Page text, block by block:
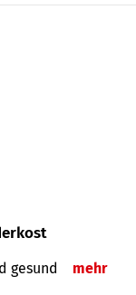
gesund mehr